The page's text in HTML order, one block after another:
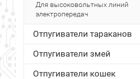
Для высоковольтных линий
электропередач
Отпугиватели тараканов
Отпугиватели змей
Отпугиватели кошек